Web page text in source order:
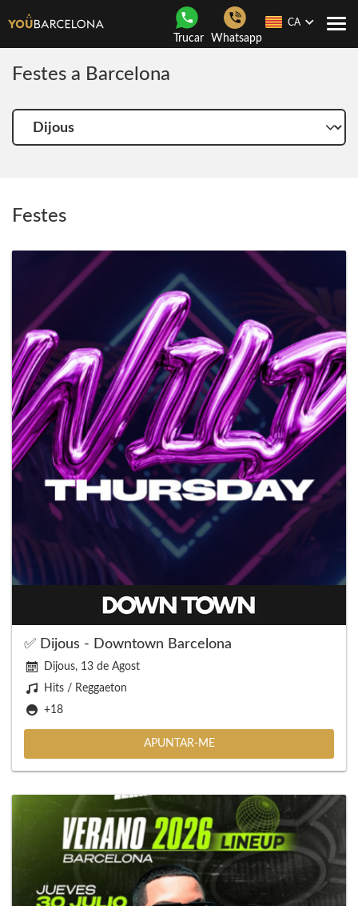
Trucar Whatsapp
CA
Festes a Barcelona
Tria
Festes
✅ Dijous - Downtown Barcelona
Dijous, 13 de Agost
Hits / Reggaeton
+18
APUNTAR-ME